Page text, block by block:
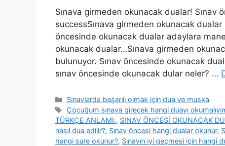
Sınava girmeden okunacak dualar! Sınav
successSınava girmeden okunacak
öncesinde okunacak dualar adaylara
okunacak dualar…Sınava girmeden
bulunuyor. Sınav öncesinde okunacak
sınav öncesinde okunacak dular neler? …
Sınavlarda başarılı olmak için dua ve muska
Çocuğum sınava girecek hangi duayı
TÜRKÇE ANLAMI:, SINAV ÖNCESİ OKUNACAK
nasıl dua edilir?, Sınav öncesi hangi dualar okunur,
hangi sure okunur?, Sınavın iyi geçmesi için hangi